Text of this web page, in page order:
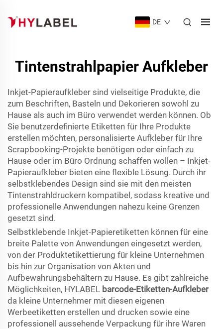
DE
Tintenstrahlpapier Aufkleber
Inkjet-Papieraufkleber sind vielseitige Produkte, die
zum Beschriften, Basteln und Dekorieren sowohl zu
Hause als auch im Büro verwendet werden können. Ob
Sie benutzerdefinierte Etiketten für Ihre Produkte
erstellen möchten, personalisierte Aufkleber für Ihre
Scrapbooking-Projekte benötigen oder einfach zu
Hause oder im Büro Ordnung schaffen wollen – Inkjet-
Papieraufkleber bieten eine flexible Lösung. Durch ihr
selbstklebendes Design sind sie mit den meisten
Tintenstrahldruckern kompatibel, sodass kreative und
professionelle Anwendungen nahezu keine Grenzen
gesetzt sind.
Selbstklebende Inkjet-Papieretiketten können für eine
breite Palette von Anwendungen eingesetzt werden,
von der Produktetikettierung für kleine Unternehmen
bis hin zur Organisation von Akten und
Aufbewahrungsbehältern zu Hause. Es gibt zahlreiche
Möglichkeiten, HYLABEL barcode-Etiketten-Aufkleber
da kleine Unternehmer mit diesen eigenen
Werbeetiketten erstellen und drucken sowie eine
professionell aussehende Verpackung für ihre Waren